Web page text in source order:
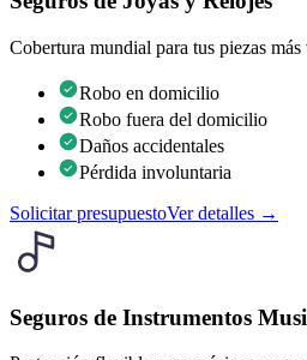
Cobertura mundial para tus piezas
Robo en domicilio
Robo fuera del domicilio
Daños accidentales
Pérdida involuntaria
Solicitar presupuestoVer detalles →
Seguros de Instrumentos